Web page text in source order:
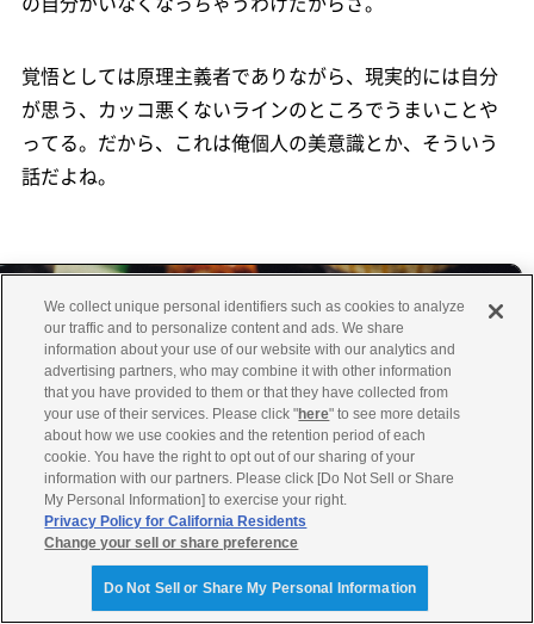
覚悟としては原理主義者でありながら、現実的には自分
が思う、カッコ悪くないラインのところでうまいことや
ってる。だから、これは俺個人の美意識とか、そういう
話だよね。
道具も自力を引き出してもらいたがっ
ている
鹿を捌いたり料理をしたりするのにもさまざまな
道具がいると思うんですが、道具選びの基準は？
We collect unique personal identifiers such as cookies to analyze
our traffic and to personalize content and ads. We share
information about your use of our website with our analytics and
advertising partners, who may combine it with other information
that you have provided to them or that they have collected from
your use of their services. Please click "here" to see more details
about how we use cookies and the retention period of each
cookie. You have the right to opt out of our sharing of your
information with our partners. Please click [Do Not Sell or Share
My Personal Information] to exercise your right.
Privacy Policy for California Residents
Change your sell or share preference
Do Not Sell or Share My Personal Information